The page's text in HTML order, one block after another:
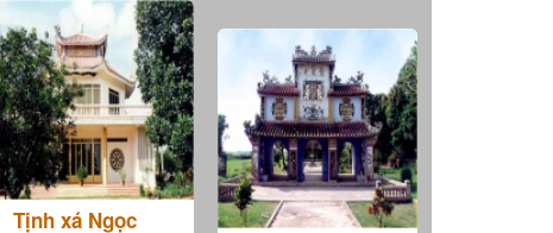
Tịnh xá Ngọc